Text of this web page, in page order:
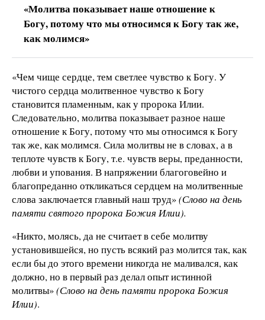
«Молитва показывает наше отношение к
Богу, потому что мы относимся к Богу так же,
как молимся»
«Чем чище сердце, тем светлее чувство к Богу. У
чистого сердца молитвенное чувство к Богу
становится пламенным, как у пророка Илии.
Следовательно, молитва показывает разное наше
отношение к Богу, потому что мы относимся к Богу
так же, как молимся. Сила молитвы не в словах, а в
теплоте чувств к Богу, т.е. чувств веры, преданности,
любви и упования. В напряжении благоговейно и
благопреданно откликаться сердцем на молитвенные
слова заключается главный наш труд»(Слово на день
памяти святого пророка Божия Илии).
«Никто, молясь, да не считает в себе молитву
установившейся, но пусть всякий раз молится так, как
если бы до этого времени никогда не маливался, как
должно, но в первый раз делал опыт истинной
молитвы»(Слово на день памяти пророка Божия
Илии).